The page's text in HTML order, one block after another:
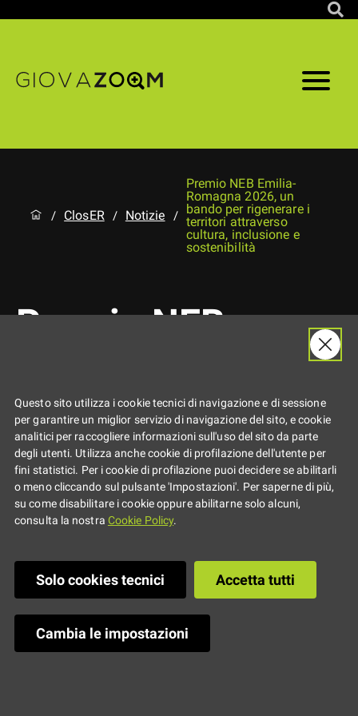
/ ClosER / Notizie /
Premio NEB Emilia-
Romagna 2026, un
bando per rigenerare i
territori attraverso
cultura, inclusione e
sostenibilità
Premio NEB
2026, un bando
per rigenerare i
territori attraverso
cultura, inclusione
e sostenibilità
Questo sito utilizza i cookie tecnici di navigazione e di sessione
per garantire un miglior servizio di navigazione del sito, e cookie
analitici per raccogliere informazioni sull'uso del sito da parte
degli utenti. Utilizza anche cookie di profilazione dell'utente per
fini statistici. Per i cookie di profilazione puoi decidere se abilitarli
o meno cliccando sul pulsante 'Impostazioni'. Per saperne di più,
su come disabilitare i cookie oppure abilitarne solo alcuni,
consulta la nostra Cookie Policy.
Solo cookies tecnici Accetta tutti
Cambia le impostazioni